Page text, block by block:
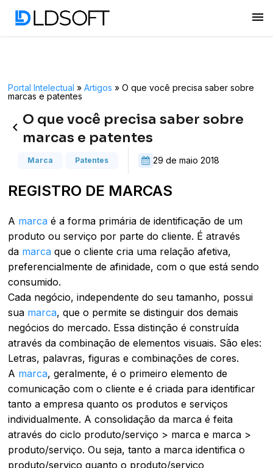
menu
Portal Intelectual » Artigos » O que você precisa saber sobre
marcas e patentes
keyboard_arrow_left O que você precisa saber sobre
marcas e patentes
Marca Patentes 29 de maio 2018
REGISTRO DE MARCAS
A marcaé a forma primária de identificação de um
produto ou serviço por parte do cliente. É através
da marcaque o cliente cria uma relação afetiva,
preferencialmente de afinidade, com o que está sendo
consumido.
Cada negócio, independente do seu tamanho, possui
sua marca, que o permite se distinguir dos demais
negócios do mercado. Essa distinção é construída
através da combinação de elementos visuais. São eles:
Letras, palavras, figuras e combinações de cores.
A marca, geralmente, é o primeiro elemento de
comunicação com o cliente e é criada para identificar
tanto a empresa quanto os produtos e serviços
individualmente. A consolidação da marca é feita
através do ciclo produto/serviço > marca e marca >
produto/serviço. Ou seja, tanto a marca identifica o
produto/serviço quanto o produto/serviço